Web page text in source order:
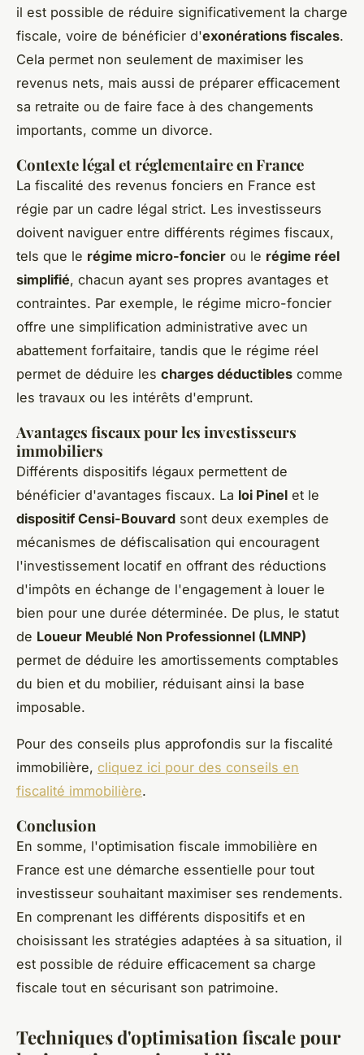
il est possible de réduire significativement la charge
fiscale, voire de bénéficier d'exonérations fiscales.
Cela permet non seulement de maximiser les
revenus nets, mais aussi de préparer efficacement
sa retraite ou de faire face à des changements
importants, comme un divorce.
Contexte légal et réglementaire en France
La fiscalité des revenus fonciers en France est
régie par un cadre légal strict. Les investisseurs
doivent naviguer entre différents régimes fiscaux,
tels que le régime micro-foncier ou le régime réel
simplifié, chacun ayant ses propres avantages et
contraintes. Par exemple, le régime micro-foncier
offre une simplification administrative avec un
abattement forfaitaire, tandis que le régime réel
permet de déduire les charges déductibles comme
les travaux ou les intérêts d'emprunt.
Avantages fiscaux pour les investisseurs
immobiliers
Différents dispositifs légaux permettent de
bénéficier d'avantages fiscaux. La loi Pinel et le
dispositif Censi-Bouvard sont deux exemples de
mécanismes de défiscalisation qui encouragent
l'investissement locatif en offrant des réductions
d'impôts en échange de l'engagement à louer le
bien pour une durée déterminée. De plus, le statut
de Loueur Meublé Non Professionnel (LMNP)
permet de déduire les amortissements comptables
du bien et du mobilier, réduisant ainsi la base
imposable.
Pour des conseils plus approfondis sur la fiscalité
immobilière, cliquez ici pour des conseils en
fiscalité immobilière.
Conclusion
En somme, l'optimisation fiscale immobilière en
France est une démarche essentielle pour tout
investisseur souhaitant maximiser ses rendements.
En comprenant les différents dispositifs et en
choisissant les stratégies adaptées à sa situation, il
est possible de réduire efficacement sa charge
fiscale tout en sécurisant son patrimoine.
Techniques d'optimisation fiscale pour